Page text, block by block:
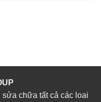
sửa chữa tất cả các loai